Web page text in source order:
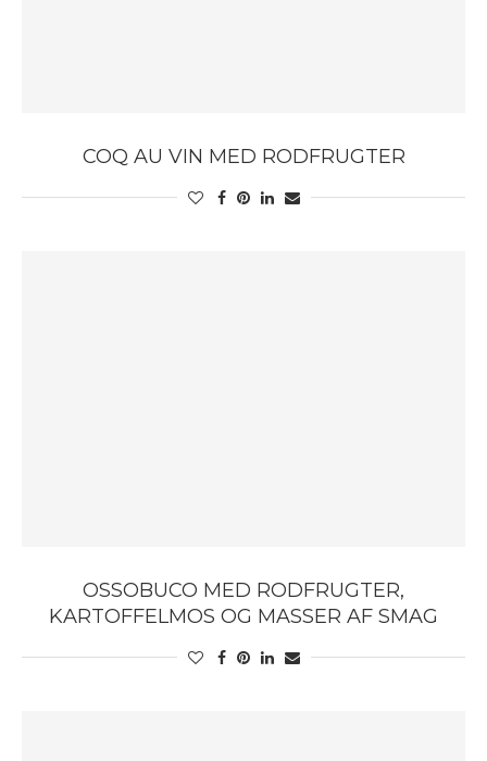
COQ AU VIN MED RODFRUGTER
OSSOBUCO MED RODFRUGTER,
KARTOFFELMOS OG MASSER AF SMAG